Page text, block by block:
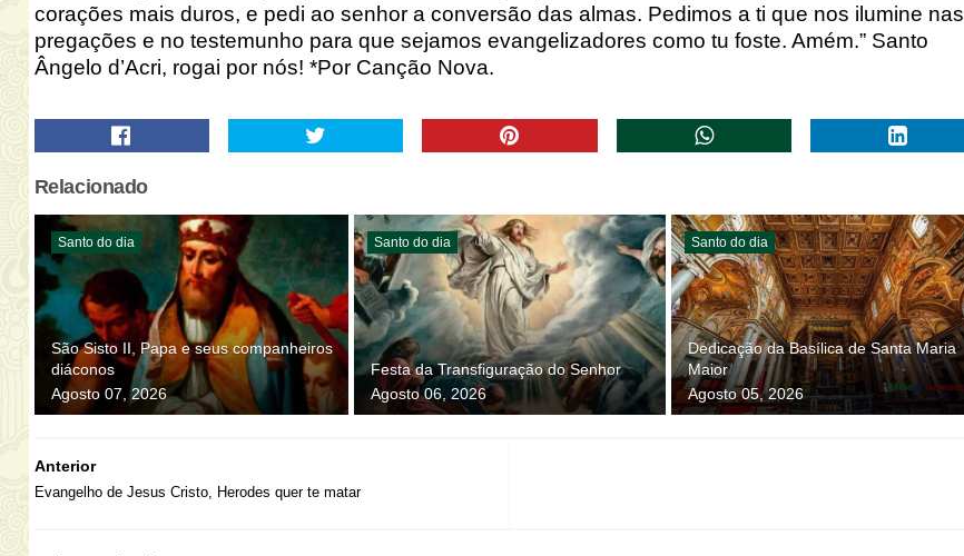
corações mais duros, e pedi ao senhor a conversão das almas. Pedimos a ti que nos ilumine nas
pregações e no testemunho para que sejamos evangelizadores como tu foste. Amém.” Santo
Ângelo d’Acri, rogai por nós! *Por Canção Nova.
Relacionado
Santo do dia
São Sisto II, Papa e seus companheiros
diáconos
Agosto 07, 2026
Santo do dia
Festa da Transfiguração do Senhor
Agosto 06, 2026
Santo do dia
Dedicação da Basílica de Santa Maria
Maior
Agosto 05, 2026
Anterior
Evangelho de Jesus Cristo, Herodes quer te matar